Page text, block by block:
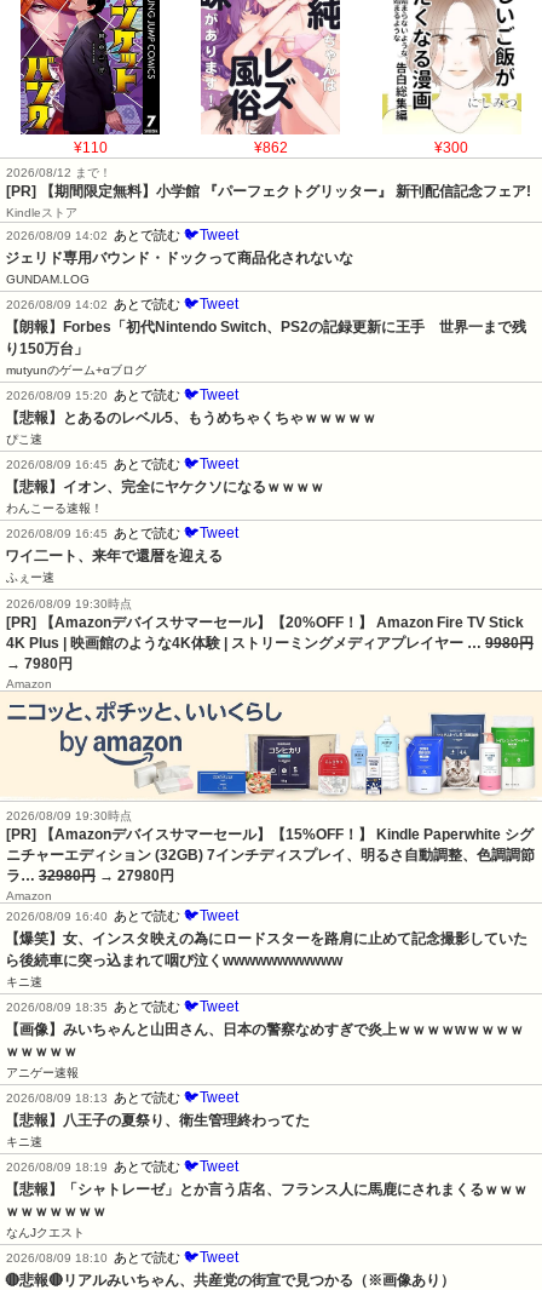
¥110 ¥862 ¥300
2026/08/12 まで！
[PR] 【期間限定無料】小学館 『パーフェクトグリッター』 新刊配信記念フェア!
Kindleストア
2026/08/09 14:02
あとで読む 🐦Tweet
ジェリド専用バウンド・ドックって商品化されないな
GUNDAM.LOG
2026/08/09 14:02
あとで読む 🐦Tweet
【朗報】Forbes「初代Nintendo Switch、PS2の記録更新に王手　世界一まで残
り150万台」
mutyunのゲーム+αブログ
2026/08/09 15:20
あとで読む 🐦Tweet
【悲報】とあるのレベル5、もうめちゃくちゃｗｗｗｗｗ
ぴこ速
2026/08/09 16:45
あとで読む 🐦Tweet
【悲報】イオン、完全にヤケクソになるｗｗｗｗ
わんこーる速報！
2026/08/09 16:45
あとで読む 🐦Tweet
ワイ二ート、来年で還暦を迎える
ふぇー速
2026/08/09 19:30時点
[PR] 【Amazonデバイスサマーセール】【20%OFF！】 Amazon Fire TV Stick
4K Plus | 映画館のような4K体験 | ストリーミングメディアプレイヤー … 9980円
→ 7980円
Amazon
2026/08/09 19:30時点
[PR] 【Amazonデバイスサマーセール】【15%OFF！】 Kindle Paperwhite シグ
ニチャーエディション (32GB) 7インチディスプレイ、明るさ自動調整、色調調節
ラ… 32980円 → 27980円
Amazon
2026/08/09 16:40
あとで読む 🐦Tweet
【爆笑】女、インスタ映えの為にロードスターを路肩に止めて記念撮影していた
ら後続車に突っ込まれて咽び泣くwwwwwwwwwww
キニ速
2026/08/09 18:35
あとで読む 🐦Tweet
【画像】みいちゃんと山田さん、日本の警察なめすぎで炎上ｗｗｗｗwｗｗｗｗ
ｗｗｗｗｗ
アニゲー速報
2026/08/09 18:13
あとで読む 🐦Tweet
【悲報】八王子の夏祭り、衛生管理終わってた
キニ速
2026/08/09 18:19
あとで読む 🐦Tweet
【悲報】「シャトレーゼ」とか言う店名、フランス人に馬鹿にされまくるｗｗｗ
ｗｗｗｗｗｗｗ
なんJクエスト
2026/08/09 18:10
あとで読む 🐦Tweet
🔴悲報🔴リアルみいちゃん、共産党の街宣で見つかる（※画像あり）